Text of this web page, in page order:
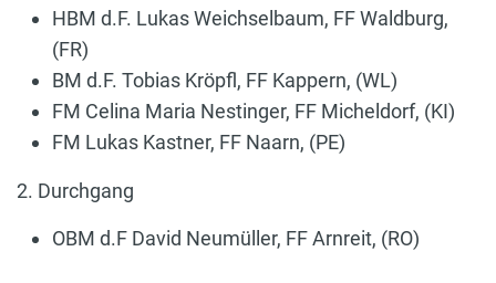
HBM d.F. Lukas Weichselbaum, FF Waldburg,
(FR)
BM d.F. Tobias Kröpfl, FF Kappern, (WL)
FM Celina Maria Nestinger, FF Micheldorf, (KI)
FM Lukas Kastner, FF Naarn, (PE)
2. Durchgang
OBM d.F David Neumüller, FF Arnreit, (RO)